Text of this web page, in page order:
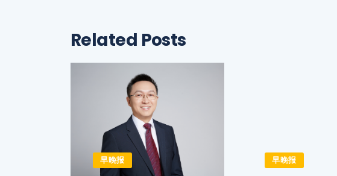
Related Posts
早晚报 早晚报